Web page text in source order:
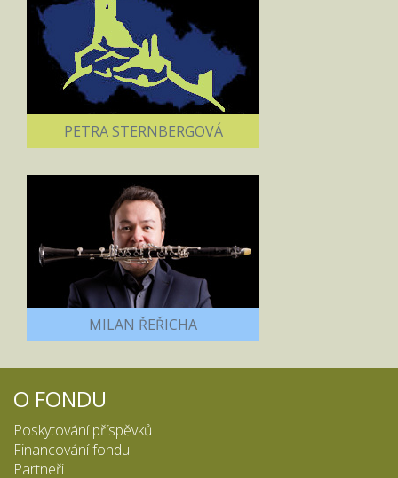
PETRA STERNBERGOVÁ
MILAN ŘEŘICHA
O FONDU
Poskytování příspěvků
Financování fondu
Partneři